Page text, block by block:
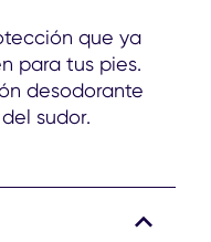
que ya
para tus pies.
desodorante
sudor.